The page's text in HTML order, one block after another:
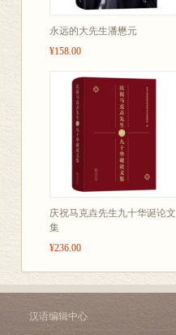
永远的大先生潘懋元
¥158.00
庆祝马克垚先生九十华诞论文
集
¥236.00
汉语编辑中心